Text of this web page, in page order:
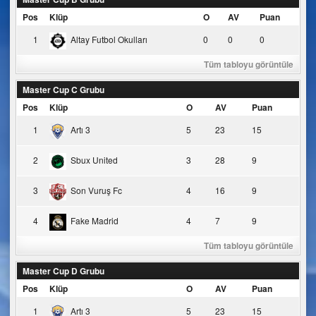
Pos
Klüp O AV Puan
1 Altay Futbol Okulları 0 0 0
Tüm tabloyu görüntüle
Master Cup C Grubu
Pos
Klüp O AV Puan
1 Artı 3 5 23 15
2 Sbux United 3 28 9
3 Son Vuruş Fc 4 16 9
4 Fake Madrid 4 7 9
Tüm tabloyu görüntüle
Master Cup D Grubu
Pos
Klüp O AV Puan
1 Artı 3 5 23 15